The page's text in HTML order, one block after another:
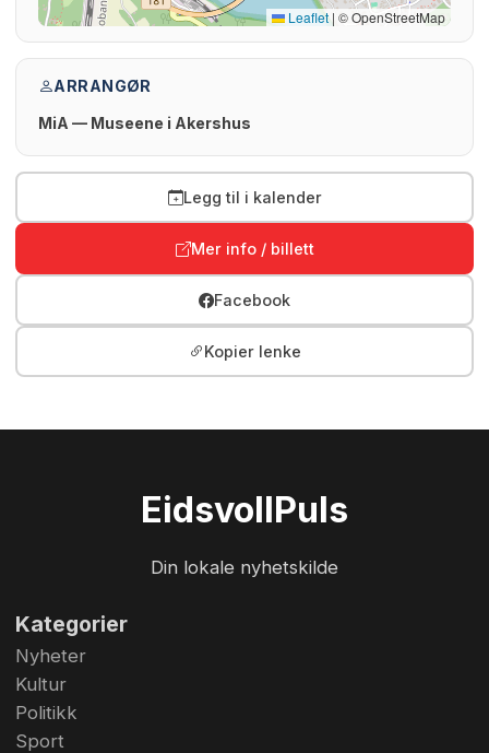
Leaflet | © OpenStreetMap
ARRANGØR
MiA — Museene i Akershus
Legg til i kalender
Mer info / billett
Facebook
Kopier lenke
EidsvollPuls
Din lokale nyhetskilde
Kategorier
Nyheter
Kultur
Politikk
Sport